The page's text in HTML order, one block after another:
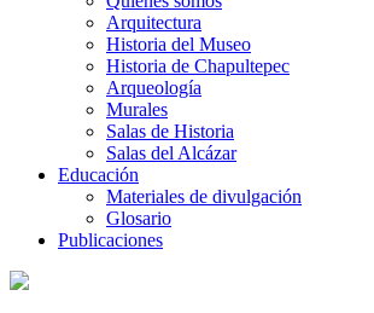
Arquitectura
Historia del Museo
Historia de Chapultepec
Arqueología
Murales
Salas de Historia
Salas del Alcázar
Educación
Materiales de divulgación
Glosario
Publicaciones